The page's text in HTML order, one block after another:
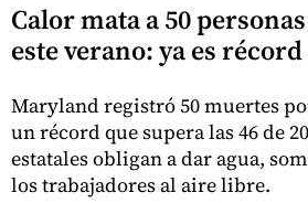
Calor mata a 50
este verano: ya es récord
Maryland registró 50 muertes
un récord que supera las 46 de
estatales obligan a dar agua,
los trabajadores al aire libre.